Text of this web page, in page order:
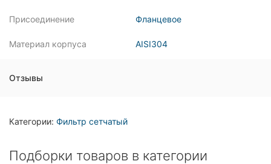
Присоединение Фланцевое
Материал корпуса AISI304
Отзывы
Категории: Фильтр сетчатый
Подборки товаров в категории